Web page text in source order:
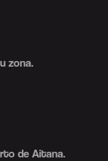
zona.
de Aitana.